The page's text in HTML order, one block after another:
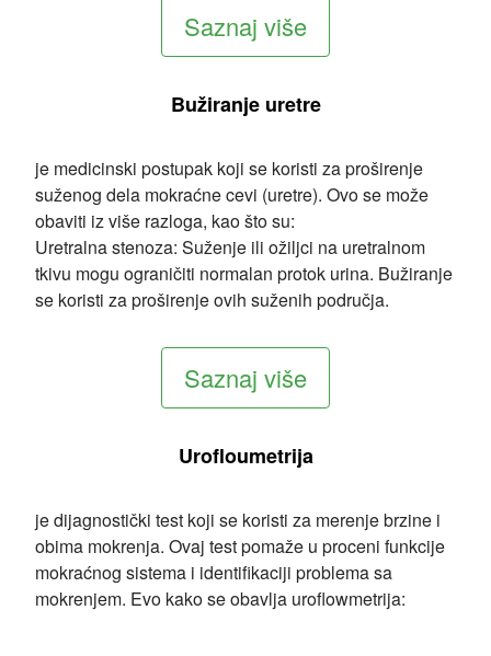
Saznaj više
Bužiranje uretre
je medicinski postupak koji se koristi za proširenje
suženog dela mokraćne cevi (uretre). Ovo se može
obaviti iz više razloga, kao što su:
Uretralna stenoza: Suženje ili ožiljci na uretralnom
tkivu mogu ograničiti normalan protok urina. Bužiranje
se koristi za proširenje ovih suženih područja.
Saznaj više
Urofloumetrija
je dijagnostički test koji se koristi za merenje brzine i
obima mokrenja. Ovaj test pomaže u proceni funkcije
mokraćnog sistema i identifikaciji problema sa
mokrenjem. Evo kako se obavlja uroflowmetrija: